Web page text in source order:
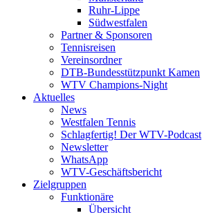
Ruhr-Lippe
Südwestfalen
Partner & Sponsoren
Tennisreisen
Vereinsordner
DTB-Bundesstützpunkt Kamen
WTV Champions-Night
Aktuelles
News
Westfalen Tennis
Schlagfertig! Der WTV-Podcast
Newsletter
WhatsApp
WTV-Geschäftsbericht
Zielgruppen
Funktionäre
Übersicht